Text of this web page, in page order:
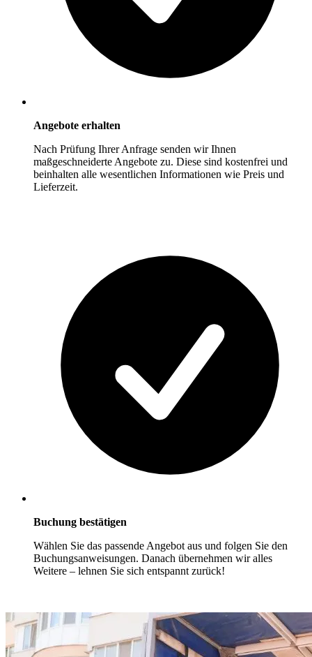
Angebote erhalten
Nach Prüfung Ihrer Anfrage senden wir Ihnen
maßgeschneiderte Angebote zu. Diese sind kostenfrei und
beinhalten alle wesentlichen Informationen wie Preis und
Lieferzeit.
Buchung bestätigen
Wählen Sie das passende Angebot aus und folgen Sie den
Buchungsanweisungen. Danach übernehmen wir alles
Weitere – lehnen Sie sich entspannt zurück!